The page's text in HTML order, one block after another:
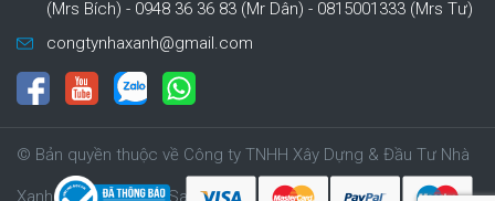
(Mrs Bích) - 0948 36 36 83 (Mr Dân) - 0815001333 (Mrs Tư)
congtynhaxanh@gmail.com
© Bản quyền thuộc về Công ty TNHH Xây Dựng & Đầu Tư Nhà
Xanh | Cung cấp bởi Sapo